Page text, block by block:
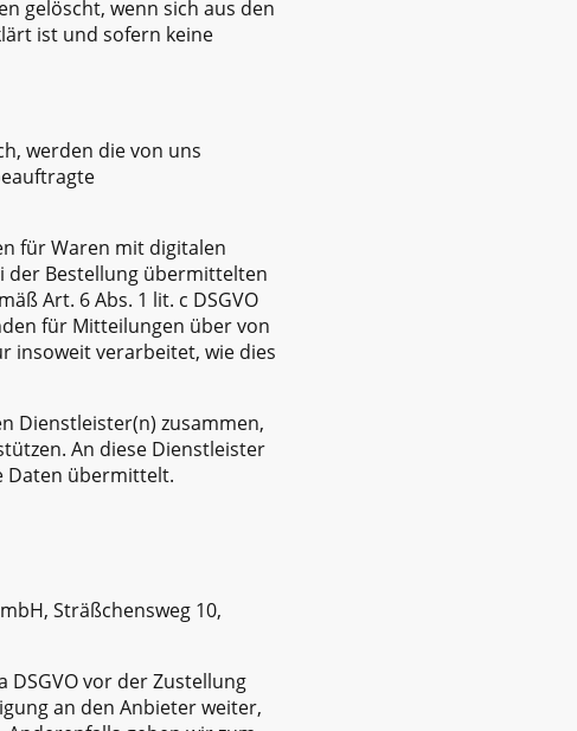
gelöscht, wenn sich aus den
ist und sofern keine
werden die von uns
für Waren mit digitalen
der Bestellung übermittelten
Art. 6 Abs. 1 lit. c DSGVO
für Mitteilungen über von
insoweit verarbeitet, wie dies
Dienstleister(n) zusammen,
An diese Dienstleister
Daten übermittelt.
Sträßchensweg 10,
DSGVO vor der Zustellung
an den Anbieter weiter,